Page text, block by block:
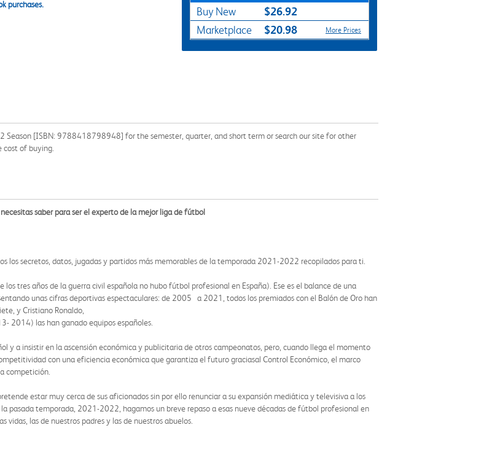
purchases.
Buy New $26.92
Marketplace $20.98 More Prices
Season [ISBN: 9788418798948] for the semester, quarter, and short term or search our site for other
of buying.
saber para ser el experto de la mejor liga de fútbol
los secretos, datos, jugadas y partidos más memorables de la temporada 2021-2022 recopilados para ti.
tres años de la guerra civil española no hubo fútbol profesional en España). Ese es el balance de una
unas cifras deportivas espectaculares: de 2005 a 2021, todos los premiados con el Balón de Oro han
y Cristiano Ronaldo,
2014) las han ganado equipos españoles.
y a insistir en la ascensión económica y publicitaria de otros campeonatos, pero, cuando llega el momento
con una eficiencia económica que garantiza el futuro graciasal Control Económico, el marco
competición.
estar muy cerca de sus aficionados sin por ello renunciar a su expansión mediática y televisiva a los
pasada temporada, 2021-2022, hagamos un breve repaso a esas nueve décadas de fútbol profesional en
vidas, las de nuestros padres y las de nuestros abuelos.